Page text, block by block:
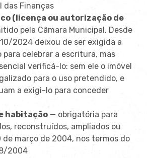
das Finanças
(licença ou autorização de
pela Câmara Municipal. Desde
2024 deixou de ser exigida a
para celebrar a escritura, mas
verificá-lo: sem ele o imóvel
para o uso pretendido, e
a exigi-lo para conceder
habitação — obrigatória para
reconstruídos, ampliados ou
de março de 2004, nos termos do
2004